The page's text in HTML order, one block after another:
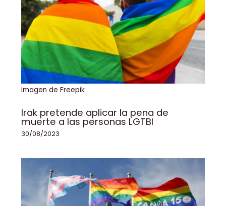
Imagen de Freepik
Irak pretende aplicar la pena de
muerte a las personas LGTBI
30/08/2023